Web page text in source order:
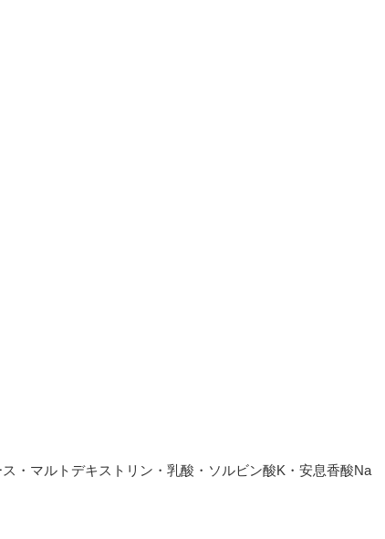
・マルトデキストリン・乳酸・ソルビン酸K・安息香酸Na